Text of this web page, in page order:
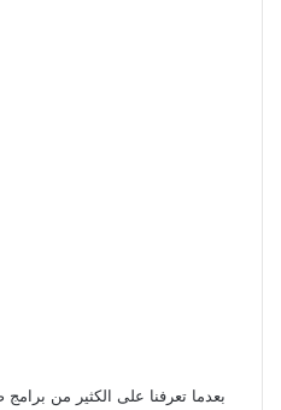
بعدما تعرفنا على الكثير من برامج